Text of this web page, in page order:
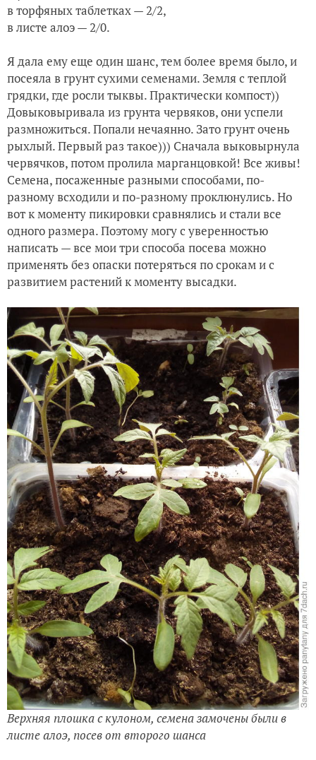
в торфяных таблетках — 2/2,
в листе алоэ — 2/0.
Я дала ему еще один шанс, тем более время было, и
посеяла в грунт сухими семенами. Земля с теплой
грядки, где росли тыквы. Практически компост))
Довыковыривала из грунта червяков, они успели
размножиться. Попали нечаянно. Зато грунт очень
рыхлый. Первый раз такое))) Сначала выковырнула
червячков, потом пролила марганцовкой! Все живы!
Семена, посаженные разными способами, по-
разному всходили и по-разному проклюнулись. Но
вот к моменту пикировки сравнялись и стали все
одного размера. Поэтому могу с уверенностью
написать — все мои три способа посева можно
применять без опаски потеряться по срокам и с
развитием растений к моменту высадки.
Верхняя плошка с кулоном, семена замочены были в
листе алоэ, посев от второго шанса